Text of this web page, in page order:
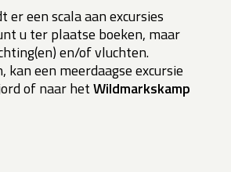
een scala aan excursies
u ter plaatse boeken, maar
en/of vluchten.
een meerdaagse excursie
of naar hetWildmarkskamp